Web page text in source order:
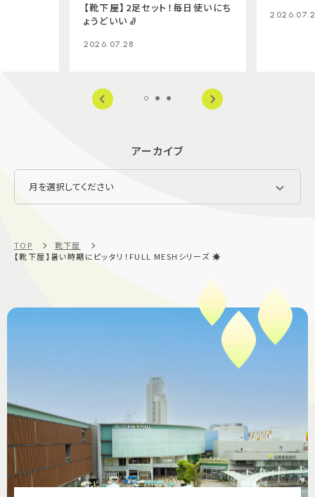
【靴下屋】2足セット！毎日使いにち
ょうどいい🧦
2026.07.28
アーカイブ
TOP
靴下屋
【靴下屋】暑い時期にピッタリ！FULL MESHシリーズ ☀️